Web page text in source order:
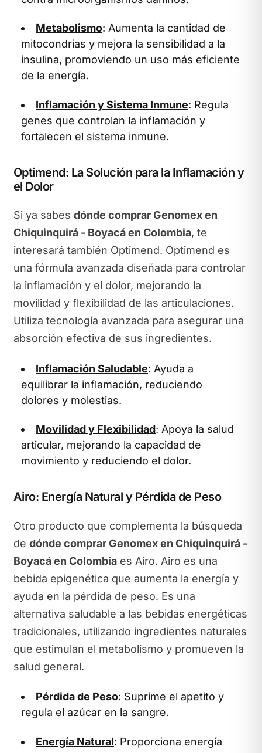
Metabolismo: Aumenta la cantidad de
mitocondrias y mejora la sensibilidad a la
insulina, promoviendo un uso más eficiente
de la energía.
Inflamación y Sistema Inmune: Regula
genes que controlan la inflamación y
fortalecen el sistema inmune.
Optimend: La Solución para la Inflamación y
el Dolor
Si ya sabes dónde comprar Genomex en
Chiquinquirá - Boyacá en Colombia, te
interesará también Optimend. Optimend es
una fórmula avanzada diseñada para controlar
la inflamación y el dolor, mejorando la
movilidad y flexibilidad de las articulaciones.
Utiliza tecnología avanzada para asegurar una
absorción efectiva de sus ingredientes.
Inflamación Saludable: Ayuda a
equilibrar la inflamación, reduciendo
dolores y molestias.
Movilidad y Flexibilidad: Apoya la salud
articular, mejorando la capacidad de
movimiento y reduciendo el dolor.
Airo: Energía Natural y Pérdida de Peso
Otro producto que complementa la búsqueda
de dónde comprar Genomex en Chiquinquirá -
Boyacá en Colombiaes Airo. Airo es una
bebida epigenética que aumenta la energía y
ayuda en la pérdida de peso. Es una
alternativa saludable a las bebidas energéticas
tradicionales, utilizando ingredientes naturales
que estimulan el metabolismo y promueven la
salud general.
Pérdida de Peso: Suprime el apetito y
regula el azúcar en la sangre.
Energía Natural: Proporciona energía